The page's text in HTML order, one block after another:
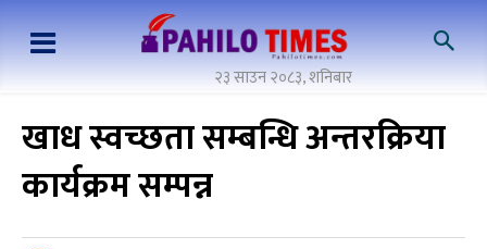
२३ साउन २०८३, शनिबार
खाध स्वच्छता सम्बन्धि अन्तरक्रिया
कार्यक्रम सम्पन्न